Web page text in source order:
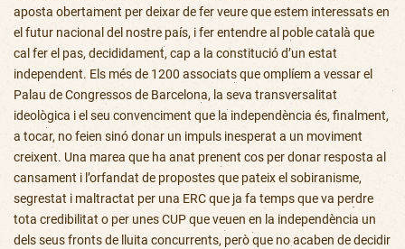
aposta obertament per deixar de fer veure que estem interessats en
el futur nacional del nostre país, i fer entendre al poble català que
cal fer el pas, decididament, cap a la constitució d’un estat
independent. Els més de 1200 associats que omplíem a vessar el
Palau de Congressos de Barcelona, la seva transversalitat
ideològica i el seu convenciment que la independència és, finalment,
a tocar, no feien sinó donar un impuls inesperat a un moviment
creixent. Una marea que ha anat prenent cos per donar resposta al
cansament i l’orfandat de propostes que pateix el sobiranisme,
segrestat i maltractat per una ERC que ja fa temps que va perdre
tota credibilitat o per unes CUP que veuen en la independència un
dels seus fronts de lluita concurrents, però que no acaben de decidir